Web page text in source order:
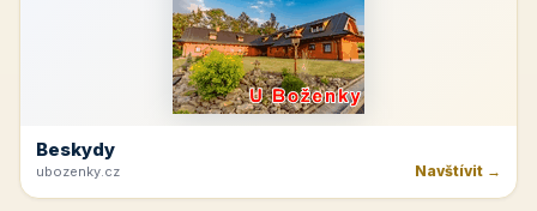
Beskydy
ubozenky.cz Navštívit →